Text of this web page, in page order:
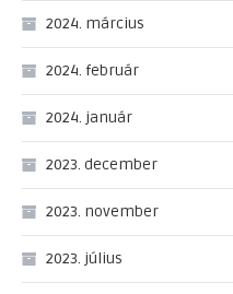
2024. március
2024. február
2024. január
2023. december
2023. november
2023. július